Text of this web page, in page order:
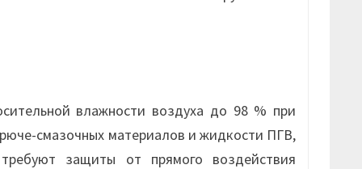
влажности воздуха до 98 % при
смазочных материалов и жидкости ПГВ,
защиты от прямого воздействия